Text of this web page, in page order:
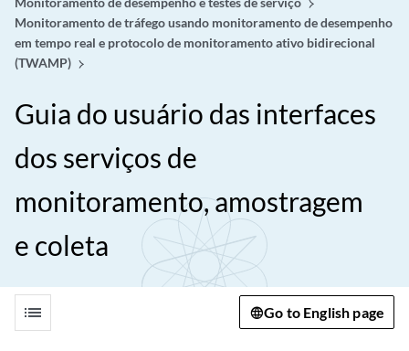
Monitoramento de tráfego usando monitoramento de desempenho
em tempo real e protocolo de monitoramento ativo bidirecional
(TWAMP)
Guia do usuário das interfaces
dos serviços de
monitoramento, amostragem
e coleta
list Go to English page